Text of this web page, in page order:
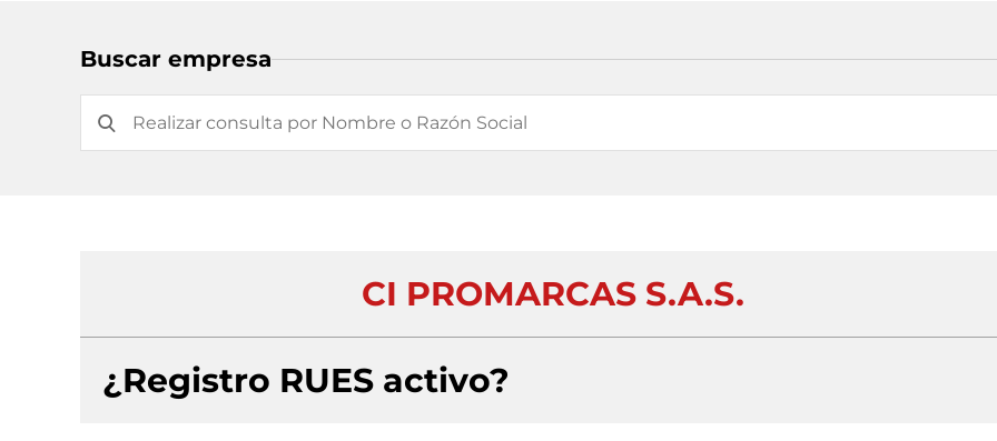
Buscar empresa
CI PROMARCAS S.A.S.
¿Registro RUES activo?